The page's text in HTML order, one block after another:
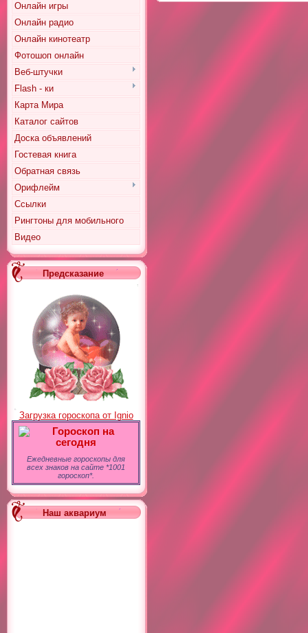
Онлайн игры
Онлайн радио
Онлайн кинотеатр
Фотошоп онлайн
Веб-штучки
Flash - ки
Карта Мира
Каталог сайтов
Доска объявлений
Гостевая книга
Обратная связь
Орифлейм
Ссылки
Рингтоны для мобильного
Видео
Предсказание
Загрузка гороскопа от Ignio
Гороскоп на
сегодня
Ежедневные гороскопы для
всех знаков на сайте *1001
гороскоп*.
Наш аквариум